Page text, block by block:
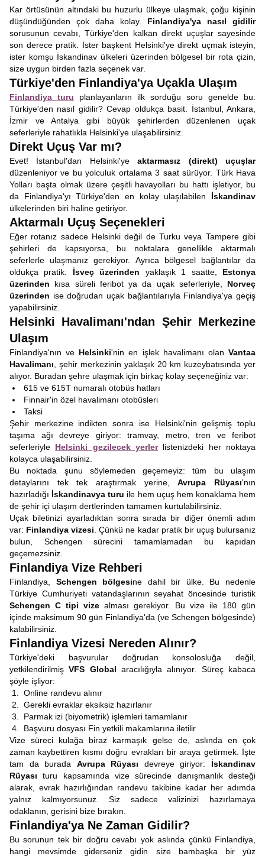
Kar örtüsünün altındaki bu huzurlu ülkeye ulaşmak, çoğu kişinin
düşündüğünden çok daha kolay. Finlandiya'ya nasıl gidilir
sorusunun cevabı, Türkiye'den kalkan direkt uçuşlar sayesinde
son derece pratik. İster başkent Helsinki'ye direkt uçmak isteyin,
ister komşu İskandinav ülkeleri üzerinden bölgesel bir rota çizin,
size uygun birden fazla seçenek var.
Türkiye'den Finlandiya'ya Uçakla Ulaşım
Finlandiya turu planlayanların ilk sorduğu soru genelde bu:
Türkiye'den nasıl gidilir? Cevap oldukça basit. İstanbul, Ankara,
İzmir ve Antalya gibi büyük şehirlerden düzenlenen uçak
seferleriyle rahatlıkla Helsinki'ye ulaşabilirsiniz.
Direkt Uçuş Var mı?
Evet! İstanbul'dan Helsinki'yeaktarmasız (direkt) uçuşlar
düzenleniyor ve bu yolculuk ortalama 3 saat sürüyor. Türk Hava
Yolları başta olmak üzere çeşitli havayolları bu hattı işletiyor, bu
da Finlandiya'yı Türkiye'den en kolay ulaşılabilen İskandinav
ülkelerinden biri haline getiriyor.
Aktarmalı Uçuş Seçenekleri
Eğer rotanız sadece Helsinki değil de Turku veya Tampere gibi
şehirleri de kapsıyorsa, bu noktalara genellikle aktarmalı
seferlerle ulaşmanız gerekiyor. Ayrıca bölgesel bağlantılar da
oldukça pratik: İsveç üzerinden yaklaşık 1 saatte, Estonya
üzerinden kısa süreli feribot ya da uçak seferleriyle, Norveç
üzerinden ise doğrudan uçak bağlantılarıyla Finlandiya'ya geçiş
yapabilirsiniz.
Helsinki Havalimanı'ndan Şehir Merkezine
Ulaşım
Finlandiya'nın ve Helsinki'nin en işlek havalimanı olanVantaa
Havalimanı , şehir merkezinin yaklaşık 20 km kuzeybatısında yer
alıyor. Buradan şehre ulaşmak için birkaç kolay seçeneğiniz var:
615 ve 615T numaralı otobüs hatları
Finnair'in özel havalimanı otobüsleri
Taksi
Şehir merkezine indikten sonra ise Helsinki'nin gelişmiş toplu
taşıma ağı devreye giriyor: tramvay, metro, tren ve feribot
seferleriyle Helsinki gezilecek yerlerlistenizdeki her noktaya
kolayca ulaşabilirsiniz.
Bu noktada şunu söylemeden geçemeyiz: tüm bu ulaşım
detaylarını tek tek araştırmak yerine,Avrupa Rüyası'nın
hazırladığı İskandinavya turu ile hem uçuş hem konaklama hem
de şehir içi ulaşım dertlerinden tamamen kurtulabilirsiniz.
Uçak biletinizi ayarladıktan sonra sırada bir diğer önemli adım
var: Finlandiya vizesi . Çünkü ne kadar pratik bir uçuş bulursanız
bulun, Schengen sürecini tamamlamadan bu kapıdan
geçemezsiniz.
Finlandiya Vize Rehberi
Finlandiya, Schengen bölgesine dahil bir ülke. Bu nedenle
Türkiye Cumhuriyeti vatandaşlarının seyahat öncesinde turistik
Schengen C tipi vize alması gerekiyor. Bu vize ile 180 gün
içinde maksimum 90 gün Finlandiya'da (ve Schengen bölgesinde)
kalabilirsiniz.
Finlandiya Vizesi Nereden Alınır?
Türkiye'deki başvurular doğrudan konsolosluğa değil,
yetkilendirilmişVFS Global aracılığıyla alınıyor. Süreç kabaca
şöyle işliyor:
Online randevu alınır
Gerekli evraklar eksiksiz hazırlanır
Parmak izi (biyometrik) işlemleri tamamlanır
Başvuru dosyası Fin yetkili makamlarına iletilir
Vize süreci kulağa biraz karmaşık gelse de, aslında en çok
zaman kaybettiren kısmı doğru evrakları bir araya getirmek. İşte
tam da burada Avrupa Rüyası devreye giriyor: İskandinav
Rüyası turu kapsamında vize sürecinde danışmanlık desteği
alarak, evrak hazırlığından randevu takibine kadar her adımda
yalnız kalmıyorsunuz. Siz sadece valizinizi hazırlamaya
odaklanın, gerisini bize bırakın.
Finlandiya'ya Ne Zaman Gidilir?
Bu sorunun tek bir doğru cevabı yok aslında çünkü Finlandiya,
hangi mevsimde giderseniz gidin size bambaşka bir yüz